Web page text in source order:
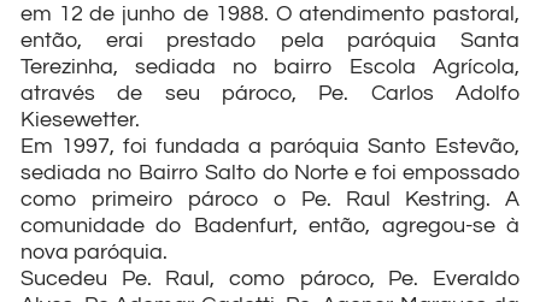
em 12 de junho de 1988. O atendimento pastoral,
então, erai prestado pela paróquia Santa
Terezinha, sediada no bairro Escola Agrícola,
através de seu pároco, Pe. Carlos Adolfo
Kiesewetter.
Em 1997, foi fundada a paróquia Santo Estevão,
sediada no Bairro Salto do Norte e foi empossado
como primeiro pároco o Pe. Raul Kestring. A
comunidade do Badenfurt, então, agregou-se à
nova paróquia.
Sucedeu Pe. Raul, como pároco, Pe. Everaldo